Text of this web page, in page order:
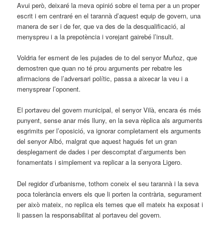
Avui però, deixaré la meva opinió sobre el tema per a un proper
escrit i em centraré en el tarannà d’aquest equip de govern, una
manera de ser i de fer, que va des de la desqualificació, al
menyspreu i a la prepotència i vorejant gairebé l’insult.
Voldria fer esment de les pujades de to del senyor Muñoz, que
demostren que quan no té prou arguments per rebatre les
afirmacions de l’adversari polític, passa a aixecar la veu i a
menysprear l’oponent.
El portaveu del govern municipal, el senyor Vilà, encara és més
punyent, sense anar més lluny, en la seva rèplica als arguments
esgrimits per l’oposició, va ignorar completament els arguments
del senyor Albó, malgrat que aquest hagués fet un gran
desplegament de dades i per descomptat d’arguments ben
fonamentats i simplement va replicar a la senyora Ligero.
Del regidor d’urbanisme, tothom coneix el seu tarannà i la seva
poca tolerància envers els que li porten la contrària, segurament
per això mateix, no replica els temes que ell mateix ha exposat i
li passen la responsabilitat al portaveu del govern.